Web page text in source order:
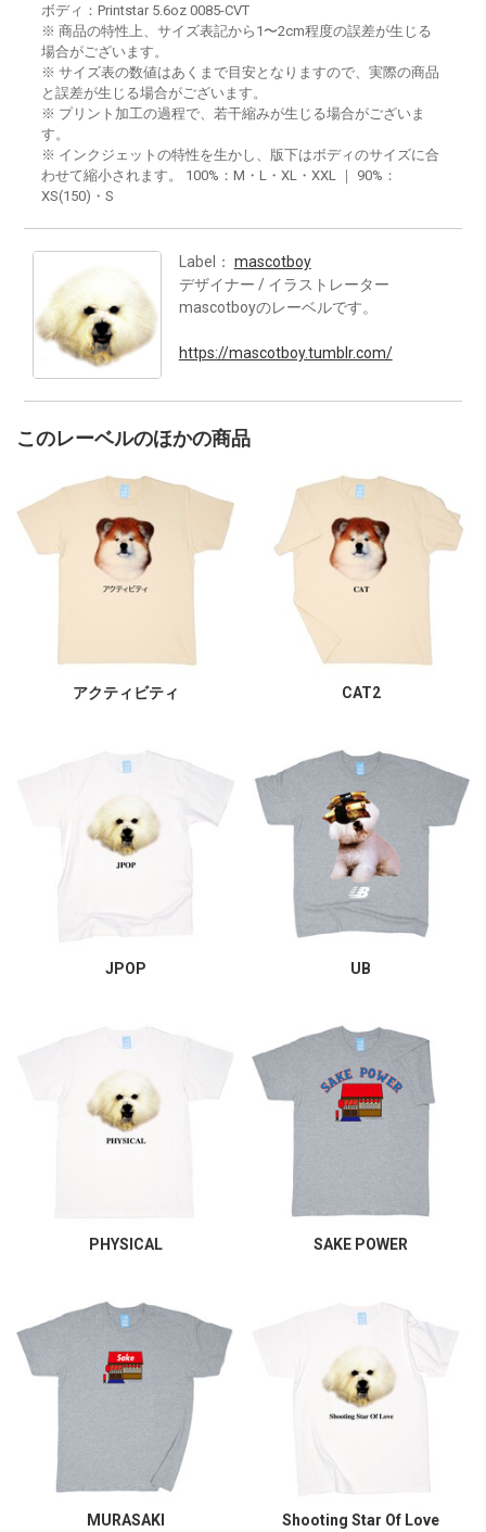
ボディ：Printstar 5.6oz 0085-CVT
※ 商品の特性上、サイズ表記から1〜2cm程度の誤差が生じる
場合がございます。
※ サイズ表の数値はあくまで目安となりますので、実際の商品
と誤差が生じる場合がございます。
※ プリント加工の過程で、若干縮みが生じる場合がございま
す。
※ インクジェットの特性を生かし、版下はボディのサイズに合
わせて縮小されます。 100%：M・L・XL・XXL ｜ 90%：
XS(150)・S
Label： mascotboy
デザイナー / イラストレーター
mascotboyのレーベルです。
https://mascotboy.tumblr.com/
このレーベルのほかの商品
アクティビティ CAT2
JPOP UB
PHYSICAL SAKE POWER
MURASAKI Shooting Star Of Love